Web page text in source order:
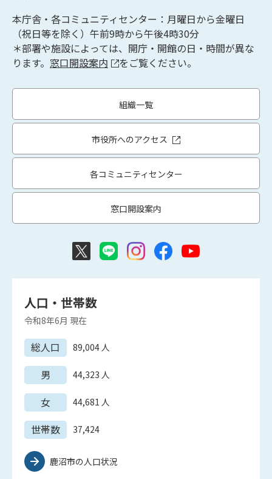
本庁舎・各コミュニティセンター：月曜日から金曜日
（祝日等を除く）午前9時から午後4時30分
＊部署や施設によっては、開庁・開館の日・時間が異な
ります。 窓口開設案内 をご覧ください。
組織一覧
市役所へのアクセス
各コミュニティセンター
窓口開設案内
人口・世帯数
令和8年6月 現在
総人口 89,004人
男 44,323 人
女 44,681 人
世帯数 37,424
鹿沼市の人口状況